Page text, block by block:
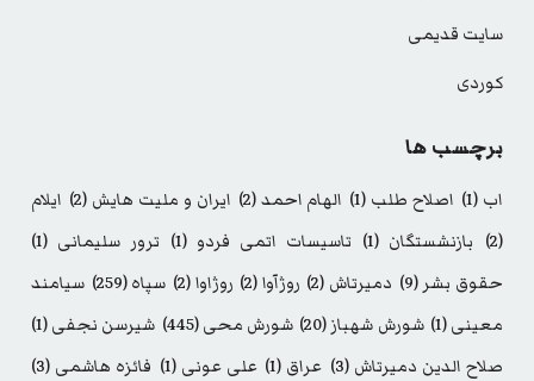
سایت قدیمی
کوردی
برچسب ها
اب (1) اصلاح طلب (1) الهام احمد(2) ایران و ملیت هایش (2)
ایلام
(2)
بازنشستگان (1) تاسیسات اتمی فردو (1) ترور سلیمانی (1)
حقوق بشر (9) دمیرتاش (2) روژآوا(2) روژاوا(2) سپاه(259)
سیامند
معینی(1) شورش شهباز(20) شورش محی(445) شیرسن نجفی(1)
صلاح الدین دمیرتاش (3) عراق (1) علی عونی (1) فائزه هاشمی (3)